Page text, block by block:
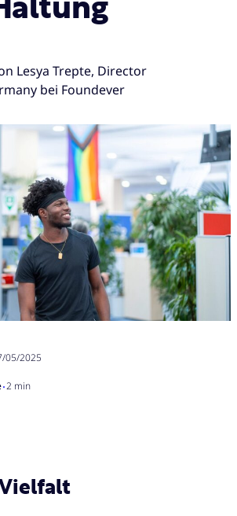
Lesya Trepte, Director
bei Foundever
05/2025
·2 min